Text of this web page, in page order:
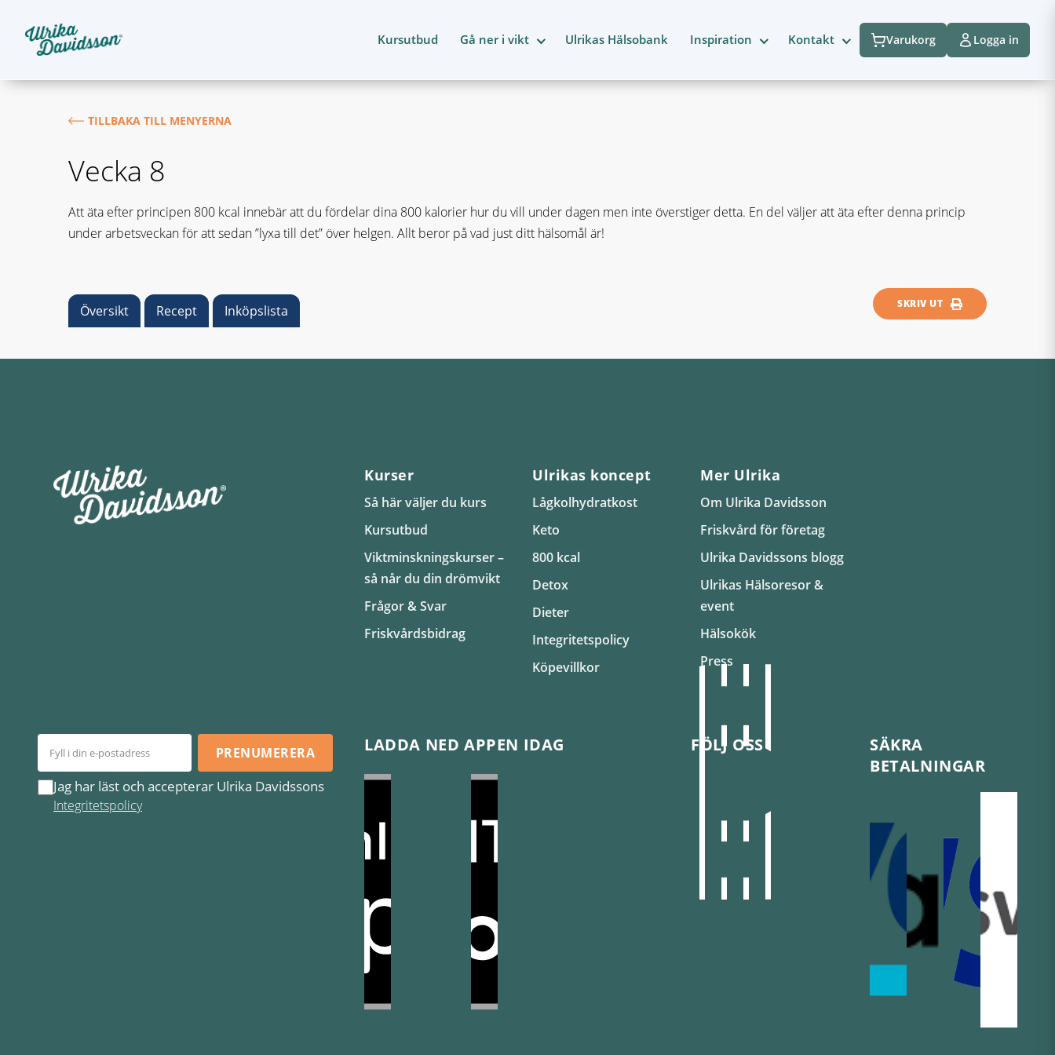
Kursutbud Gå ner i vikt Ulrikas Hälsobank Inspiration Kontakt Varukorg Logga in
TILLBAKA TILL MENYERNA
Vecka 8
Att äta efter principen 800 kcal innebär att du fördelar dina 800 kalorier hur du vill under dagen men inte överstiger detta. En del väljer att äta efter denna princip
under arbetsveckan för att sedan ”lyxa till det” över helgen. Allt beror på vad just ditt hälsomål är!
Översikt Recept Inköpslista SKRIV UT
Kurser
Så här väljer du kurs
Kursutbud
Viktminskningskurser –
så når du din drömvikt
Frågor & Svar
Friskvårdsbidrag
Ulrikas koncept
Lågkolhydratkost
Keto
800 kcal
Detox
Dieter
Integritetspolicy
Köpevillkor
Mer Ulrika
Om Ulrika Davidsson
Friskvård för företag
Ulrika Davidssons blogg
Ulrikas Hälsoresor &
event
Hälsokök
Press
PRENUMERERA
Jag har läst och accepterar Ulrika Davidssons
Integritetspolicy
LADDA NED APPEN IDAG FÖLJ OSS
SÄKRA
BETALNINGAR